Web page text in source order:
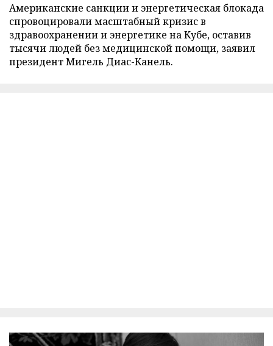
Американские санкции и энергетическая блокада
спровоцировали масштабный кризис в
здравоохранении и энергетике на Кубе, оставив
тысячи людей без медицинской помощи, заявил
президент Мигель Диас-Канель.